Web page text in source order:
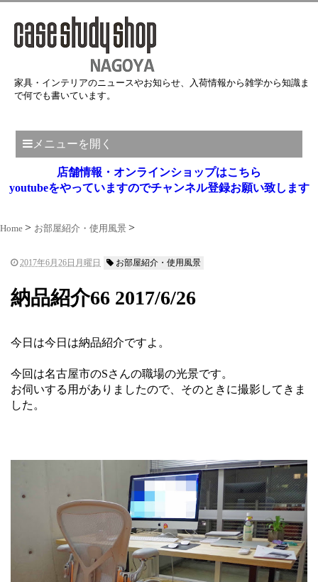
家具・インテリアのニュースやお知らせ、入荷情報から雑学から知識ま
で何でも書いています。
メニューを開く
店舗情報・オンラインショップはこちら
youtubeをやっていますのでチャンネル登録お願い致します
Home お部屋紹介・使用風景
2017年6月26日月曜日 お部屋紹介・使用風景
納品紹介66 2017/6/26
今日は今日は納品紹介ですよ。
今回は名古屋市のSさんの職場の光景です。
お伺いする用がありましたので、そのときに撮影してきま
した。